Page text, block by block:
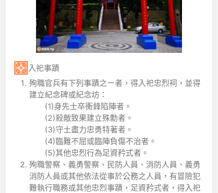
入祀事蹟
殉職官兵有下列事蹟之ㄧ者，得入祀忠烈祠，並得
建立紀念碑或紀念坊：
(1)身先士卒衝鋒陷陣者。
(2)殺敵致果建立殊勳者。
(3)守土盡力忠勇特著者。
(4)臨難不屈或臨陣負傷不治者。
(5)其他忠烈行為足資矜式者。
殉職警察、義勇警察、民防人員、消防人員、義勇
消防人員或其他依法從事於公務之人員，有冒險犯
難執行職務或其他忠烈事蹟，足資矜式者，得入祀